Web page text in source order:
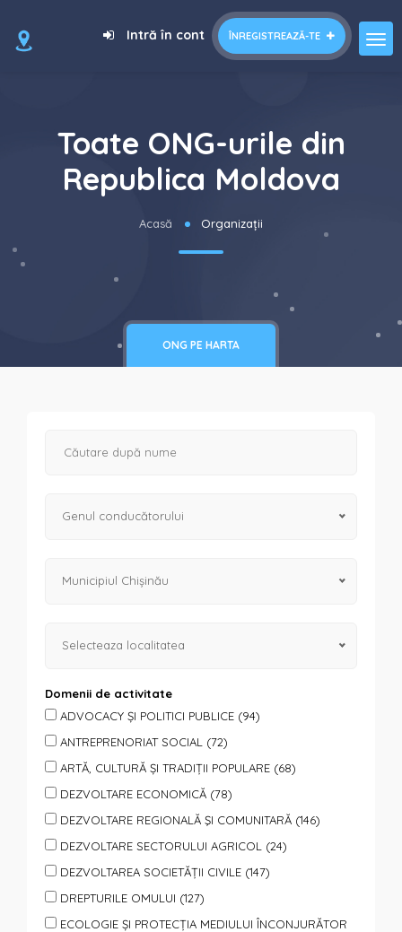
ÎNREGISTREAZĂ-TE
Intră în cont
Toate ONG-urile din
Republica Moldova
Acasă Organizații
ONG PE HARTA
Genul conducătorului
Municipiul Chișinău
Selecteaza localitatea
Domenii de activitate
ADVOCACY ȘI POLITICI PUBLICE (94)
ANTREPRENORIAT SOCIAL (72)
ARTĂ, CULTURĂ ȘI TRADIȚII POPULARE (68)
DEZVOLTARE ECONOMICĂ (78)
DEZVOLTARE REGIONALĂ ŞI COMUNITARĂ (146)
DEZVOLTARE SECTORULUI AGRICOL (24)
DEZVOLTAREA SOCIETĂȚII CIVILE (147)
DREPTURILE OMULUI (127)
ECOLOGIE ȘI PROTECȚIA MEDIULUI ÎNCONJURĂTOR